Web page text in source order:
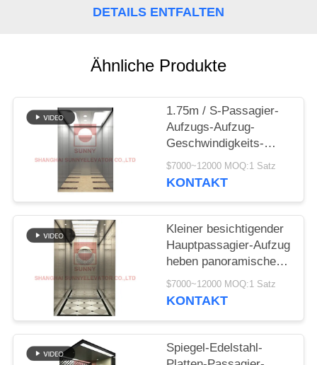
PRIVACY
POLICY
DETAILS ENTFALTEN
Ähnliche Produkte
1.75m / S-Passagier-
Aufzugs-Aufzug-
Geschwindigkeits-
Antriebs-Platz-Modell
System
$7000~12000 MOQ:1 Satz
KONTAKT
Kleiner besichtigender
Hauptpassagier-Aufzug
heben panoramische
Glasaufzüge an
$7000~12000 MOQ:1 Satz
KONTAKT
Spiegel-Edelstahl-